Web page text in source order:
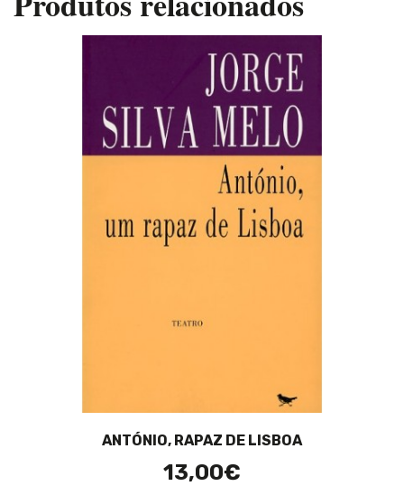
ANTÓNIO, RAPAZ DE LISBOA
13,00€